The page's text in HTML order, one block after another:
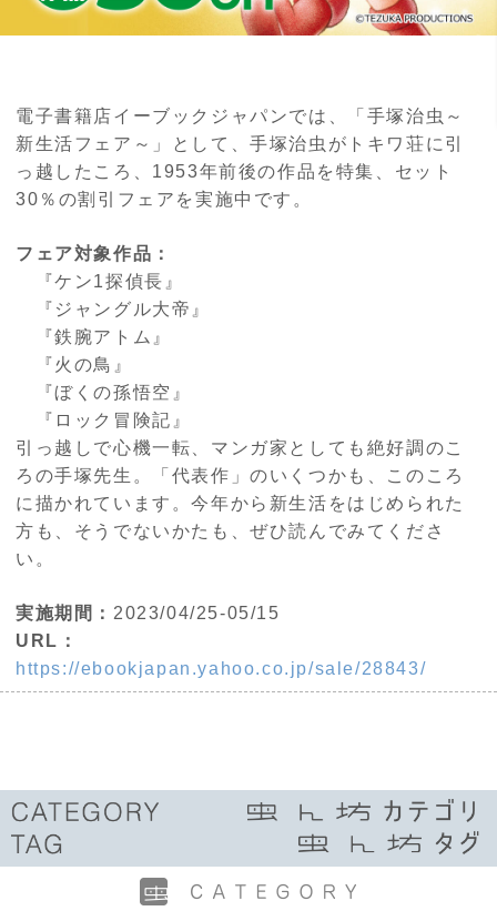
電子書籍店イーブックジャパンでは、「手塚治虫～
新生活フェア～」として、手塚治虫がトキワ荘に引
っ越したころ、1953年前後の作品を特集、セット
30％の割引フェアを実施中です。
フェア対象作品：
『ケン1探偵長』
『ジャングル大帝』
『鉄腕アトム』
『火の鳥』
『ぼくの孫悟空』
『ロック冒険記』
引っ越しで心機一転、マンガ家としても絶好調のこ
ろの手塚先生。「代表作」のいくつかも、このころ
に描かれています。今年から新生活をはじめられた
方も、そうでないかたも、ぜひ読んでみてくださ
い。
実施期間： 2023/04/25-05/15
URL：
https://ebookjapan.yahoo.co.jp/sale/28843/